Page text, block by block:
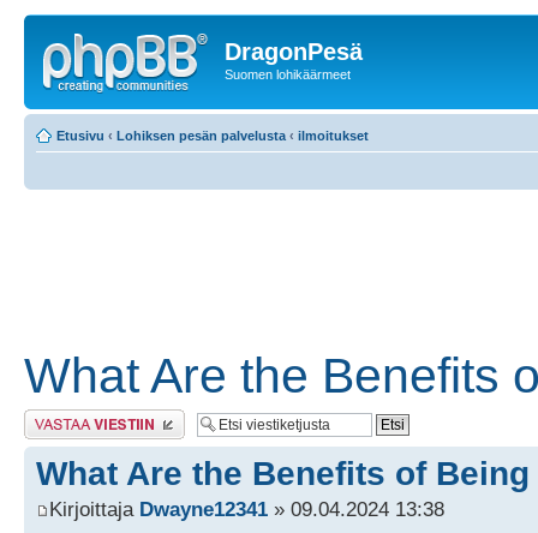
DragonPesä
Suomen lohikäärmeet
Etusivu ‹ Lohiksen pesän palvelusta ‹ ilmoitukset
What Are the Benefits
Lähetä vastaus
What Are the Benefits of
Kirjoittaja Dwayne12341 » 09.04.2024 13:38